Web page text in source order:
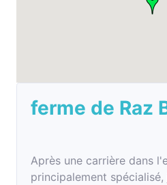
ferme de Raz
Après une carrière dans
principalement